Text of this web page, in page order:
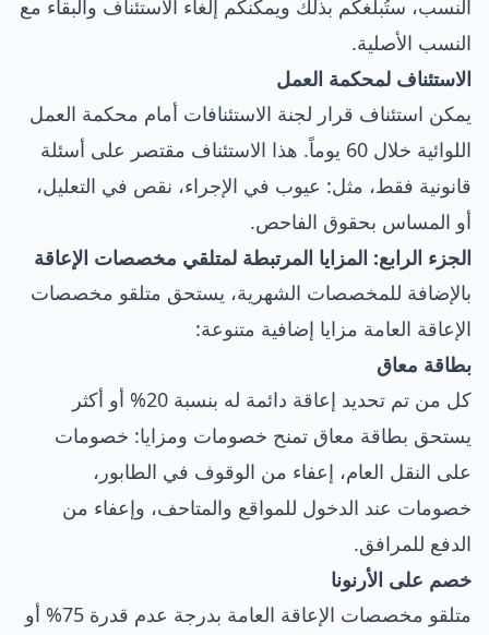
النسب، ستُبلغكم بذلك ويمكنكم إلغاء الاستئناف والبقاء مع
النسب الأصلية.
الاستئناف لمحكمة العمل
يمكن استئناف قرار لجنة الاستئنافات أمام محكمة العمل
اللوائية خلال 60 يوماً. هذا الاستئناف مقتصر على أسئلة
قانونية فقط، مثل: عيوب في الإجراء، نقص في التعليل،
أو المساس بحقوق الفاحص.
الجزء الرابع: المزايا المرتبطة لمتلقي مخصصات الإعاقة
بالإضافة للمخصصات الشهرية، يستحق متلقو مخصصات
الإعاقة العامة مزايا إضافية متنوعة:
بطاقة معاق
كل من تم تحديد إعاقة دائمة له بنسبة 20% أو أكثر
يستحق بطاقة معاق تمنح خصومات ومزايا: خصومات
على النقل العام، إعفاء من الوقوف في الطابور،
خصومات عند الدخول للمواقع والمتاحف، وإعفاء من
الدفع للمرافق.
خصم على الأرنونا
متلقو مخصصات الإعاقة العامة بدرجة عدم قدرة 75% أو